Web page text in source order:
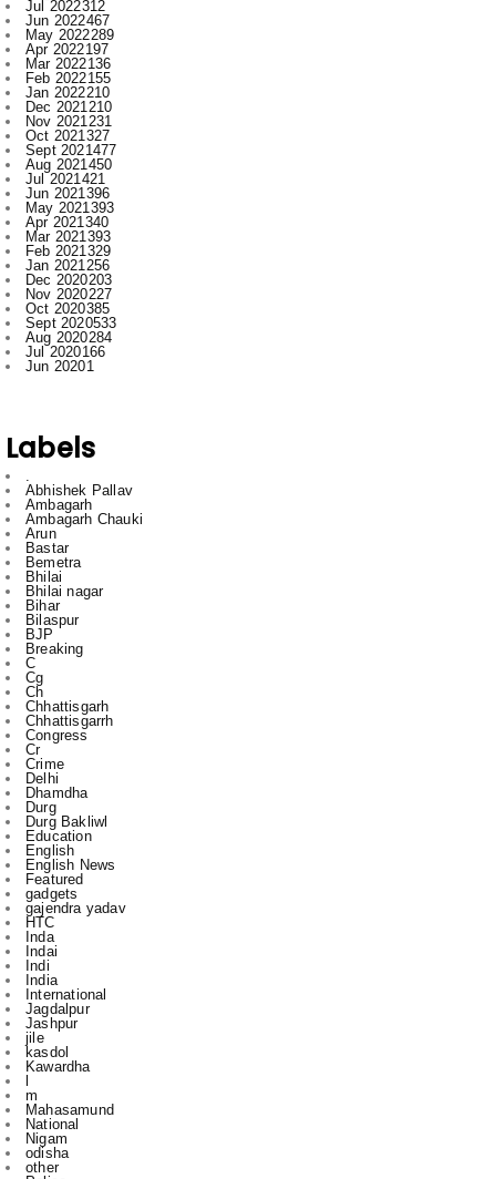
Feb 2022155
Jan 2022210
Dec 2021210
Nov 2021231
Oct 2021327
Sept 2021477
Aug 2021450
Jul 2021421
Jun 2021396
May 2021393
Apr 2021340
Mar 2021393
Feb 2021329
Jan 2021256
Dec 2020203
Nov 2020227
Oct 2020385
Sept 2020533
Aug 2020284
Jul 2020166
Jun 20201
Ambagarh
Ambagarh Chauki
Bastar
Bemetra
Bhilai
Bhilai nagar
Bihar
Bilaspur
BJP
Breaking
C
Cg
Ch
Chhattisgarh
Chhattisgarrh
Congress
Cr
Crime
Delhi
Dhamdha
Durg
Durg Bakliwl
Education
English
English News
Featured
gadgets
gajendra yadav
HTC
Inda
Indai
Indi
India
International
Jagdalpur
Jashpur
jile
kasdol
Kawardha
l
m
Mahasamund
National
Nigam
odisha
other
Police
Politics
r
Raipur
Raipur in